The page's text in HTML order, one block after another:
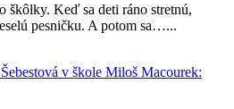
škôlky. Keď sa deti ráno stretnú,
pesničku. A potom sa…...
Miloš Macourek: